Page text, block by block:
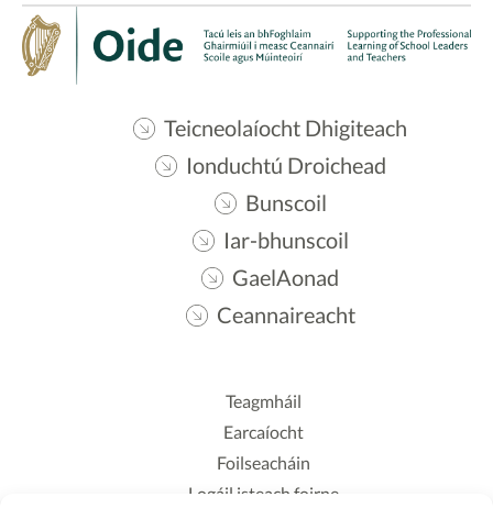
Teicneolaíocht Dhigiteach
Ionduchtú Droichead
Bunscoil
Iar-bhunscoil
GaelAonad
Ceannaireacht
Teagmháil
Earcaíocht
Foilseacháin
Logáil isteach foirne